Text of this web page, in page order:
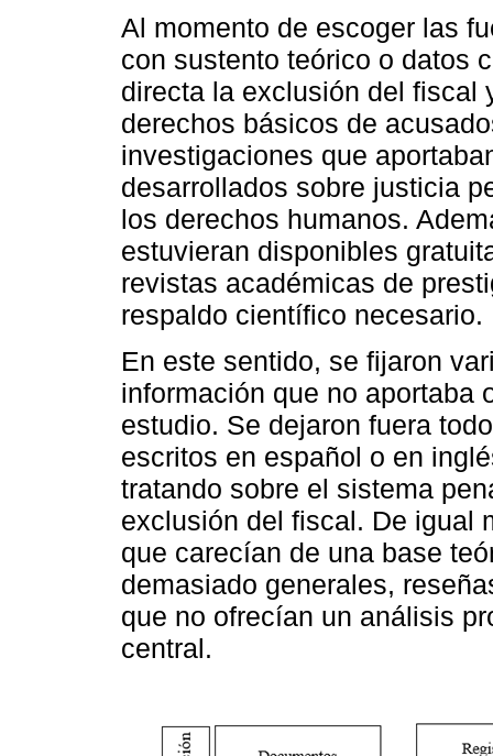
Al momento de escoger las
con sustento teórico o datos
directa la exclusión del fiscal
derechos básicos de
investigaciones que
desarrollados sobre justicia
los derechos humanos.
estuvieran disponibles
revistas académicas de
respaldo científico necesario.
En este sentido, se fijaron
información que no aportaba
estudio. Se dejaron fuera
escritos en español o en
tratando sobre el sistema
exclusión del fiscal. De igual
que carecían de una base
demasiado generales,
que no ofrecían un análisis
central.